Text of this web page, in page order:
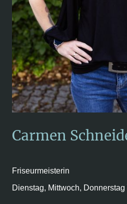
Carmen
Friseurmeisterin
Dienstag, Mittwoch, Donnerstag